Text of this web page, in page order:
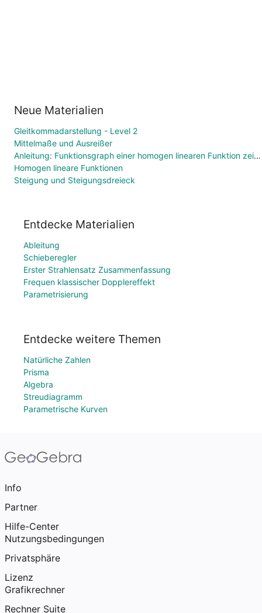
Neue Materialien
Gleitkommadarstellung - Level 2
Mittelmaße und Ausreißer
Anleitung: Funktionsgraph einer homogen linearen Funktion zeichnen
Homogen lineare Funktionen
Steigung und Steigungsdreieck
Entdecke Materialien
Ableitung
Schieberegler
Erster Strahlensatz Zusammenfassung
Frequen klassischer Dopplereffekt
Parametrisierung
Entdecke weitere Themen
Natürliche Zahlen
Prisma
Algebra
Streudiagramm
Parametrische Kurven
Info
Partner
Hilfe-Center
Nutzungsbedingungen
Privatsphäre
Lizenz
Grafikrechner
Rechner Suite